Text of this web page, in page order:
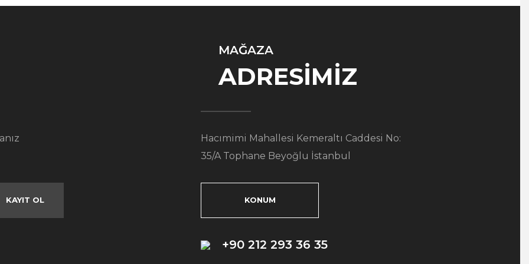
KAYIT OL
MAĞAZA
ADRESİMİZ
Hacımimi Mahallesi Kemeraltı Caddesi No:
35/A Tophane Beyoğlu İstanbul
KONUM
+90 212 293 36 35